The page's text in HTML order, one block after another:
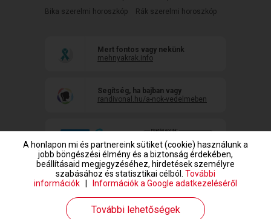
Bika szerelmi horoszkóp
Rák szerelmi horoszkóp
Mert fontos vagy nekünk
mehnyakrak.info
Segítség, ha bajban vagy
randivonal.hu/a-nok-vedelmeben
www.randivonal.hu © Copyright 1999-2026 Dating Central Europe Zrt.
A honlapon mi és partnereink sütiket (cookie) használunk a
jobb böngészési élmény és a biztonság érdekében,
beállításaid megjegyzéséhez, hirdetések személyre
szabásához és statisztikai célból. További
információk
Információk a Google adatkezeléséről
További lehetőségek